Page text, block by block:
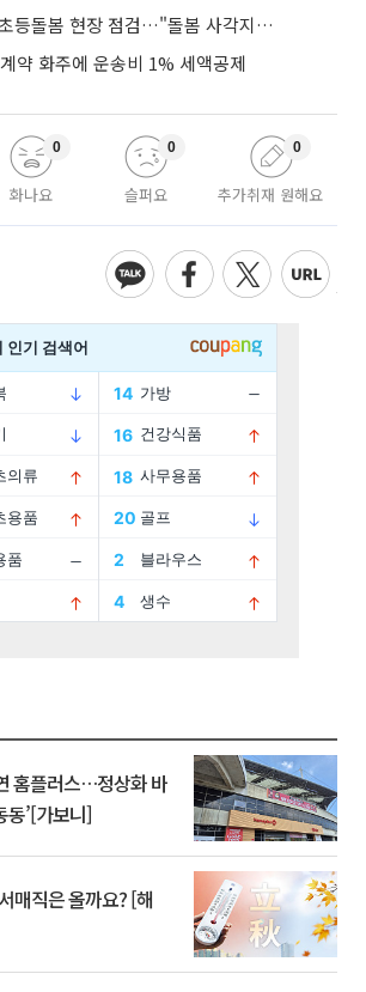
한성숙, 방학 중 초등돌봄 현장 점검…"돌봄 사각지대 없애야"
약 화주에 운송비 1% 세액공제
화나요
0
슬퍼요
0
추가취재 원해요
0
홈플러스…정상화 바
동’[가보니]
매직은 올까요? [해